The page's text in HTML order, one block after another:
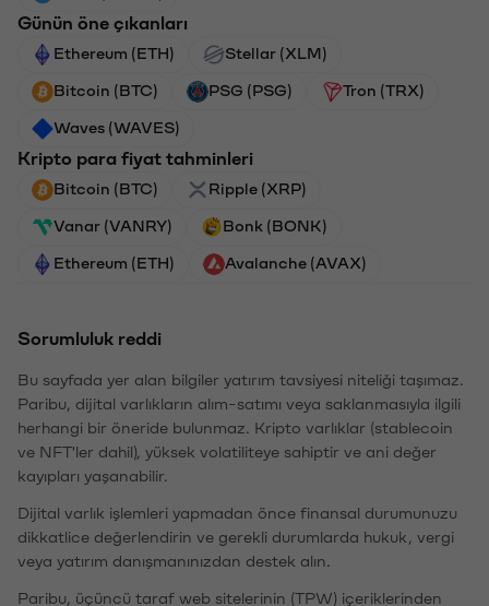
Günün öne çıkanları
Ethereum (ETH) Stellar (XLM)
Bitcoin (BTC) PSG (PSG) Tron (TRX)
Waves (WAVES)
Kripto para fiyat tahminleri
Bitcoin (BTC) Ripple (XRP)
Vanar (VANRY) Bonk (BONK)
Ethereum (ETH) Avalanche (AVAX)
Sorumluluk reddi
Bu sayfada yer alan bilgiler yatırım tavsiyesi niteliği taşımaz.
Paribu, dijital varlıkların alım-satımı veya saklanmasıyla ilgili
herhangi bir öneride bulunmaz. Kripto varlıklar (stablecoin
ve NFT'ler dahil), yüksek volatiliteye sahiptir ve ani değer
kayıpları yaşanabilir.
Dijital varlık işlemleri yapmadan önce finansal durumunuzu
dikkatlice değerlendirin ve gerekli durumlarda hukuk, vergi
veya yatırım danışmanınızdan destek alın.
Paribu, üçüncü taraf web sitelerinin (TPW) içeriklerinden